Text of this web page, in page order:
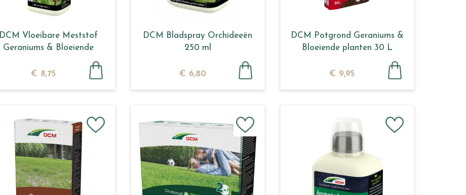
DCM Vloeibare Meststof
Geraniums & Bloeiende
€ 8,75
DCM Bladspray Orchideeën
250 ml
€ 6,80
DCM Potgrond Geraniums &
Bloeiende planten 30 L
€ 9,95